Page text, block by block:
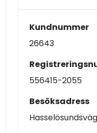
Kundnummer
26643
556415-2055
Besöksadress